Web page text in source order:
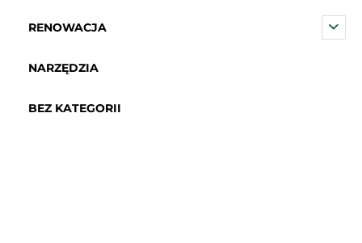
RENOWACJA
NARZĘDZIA
BEZ KATEGORII